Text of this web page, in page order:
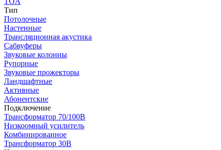
Тип
Потолочные
Настенные
Трансляционная акустика
Сабвуферы
Звуковые колонны
Рупорные
Звуковые прожекторы
Ландшафтные
Активные
Абонентские
Подключение
Трансформатор 70/100В
Низкоомный усилитель
Комбинированное
Трансформатор 30В